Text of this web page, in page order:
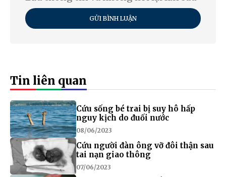
GỬI BÌNH LUẬN
Tin liên quan
Cứu sống bé trai bị suy hô hấp
nguy kịch do đuối nước
08/06/2023
Cứu người đàn ông vỡ đôi thận sau
tai nạn giao thông
07/06/2023